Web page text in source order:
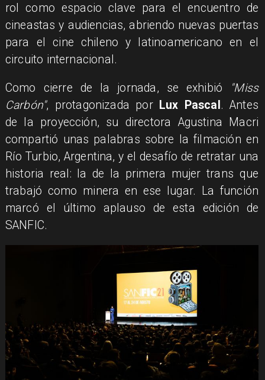
rol como espacio clave para el encuentro de
cineastas y audiencias, abriendo nuevas puertas
para el cine chileno y latinoamericano en el
circuito internacional.
Como cierre de la jornada, se exhibió
"Miss
Carbón", protagonizada por Lux Pascal . Antes
de la proyección, su directora Agustina Macri
compartió unas palabras sobre la filmación en
Río Turbio, Argentina, y el desafío de retratar una
historia real: la de la primera mujer trans que
trabajó como minera en ese lugar. La función
marcó el último aplauso de esta edición de
SANFIC.